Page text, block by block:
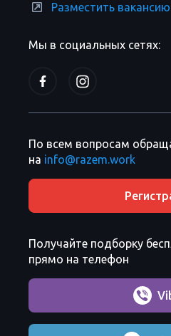
Мы в социальных сетях:
Разместить вакансию
По всем вопросам
на info@razem.work
Получайте подборку
прямо на телефон